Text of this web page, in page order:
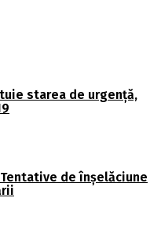
starea de urgență,
de înşelăciune